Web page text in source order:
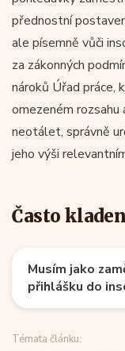
přednostní
ale písemně vůči
za zákonných
nároků Úřad práce,
omezeném
neotálet, správně
jeho výši
Často
Musím jako
přihlášku do
Témata článku: